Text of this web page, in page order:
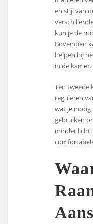
en stijl van
kun je de
Bovendien
helpen bij
in de kamer.
Ten tweede
reguleren
wat je nodig
gebruiken
minder